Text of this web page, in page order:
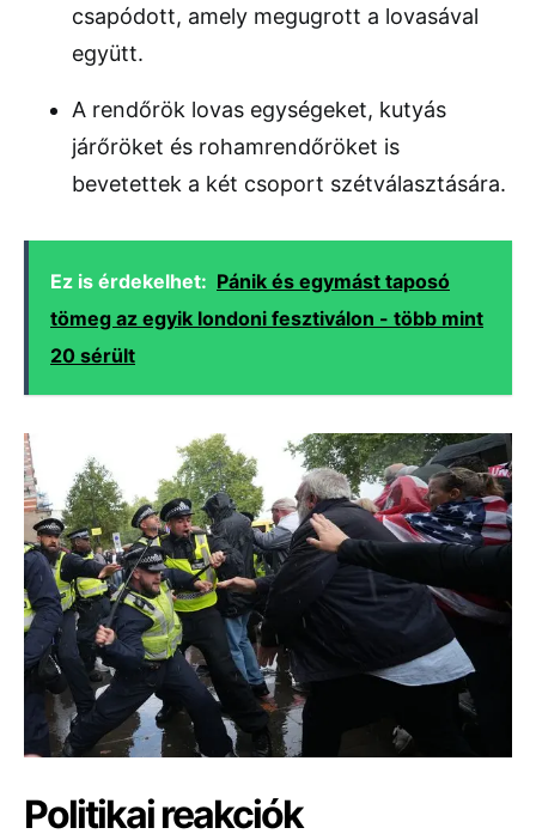
csapódott, amely megugrott a lovasával
együtt.
A rendőrök lovas egységeket, kutyás
járőröket és rohamrendőröket is
bevetettek a két csoport szétválasztására.
Ez is érdekelhet: Pánik és egymást taposó
tömeg az egyik londoni fesztiválon - több mint
20 sérült
Politikai reakciók